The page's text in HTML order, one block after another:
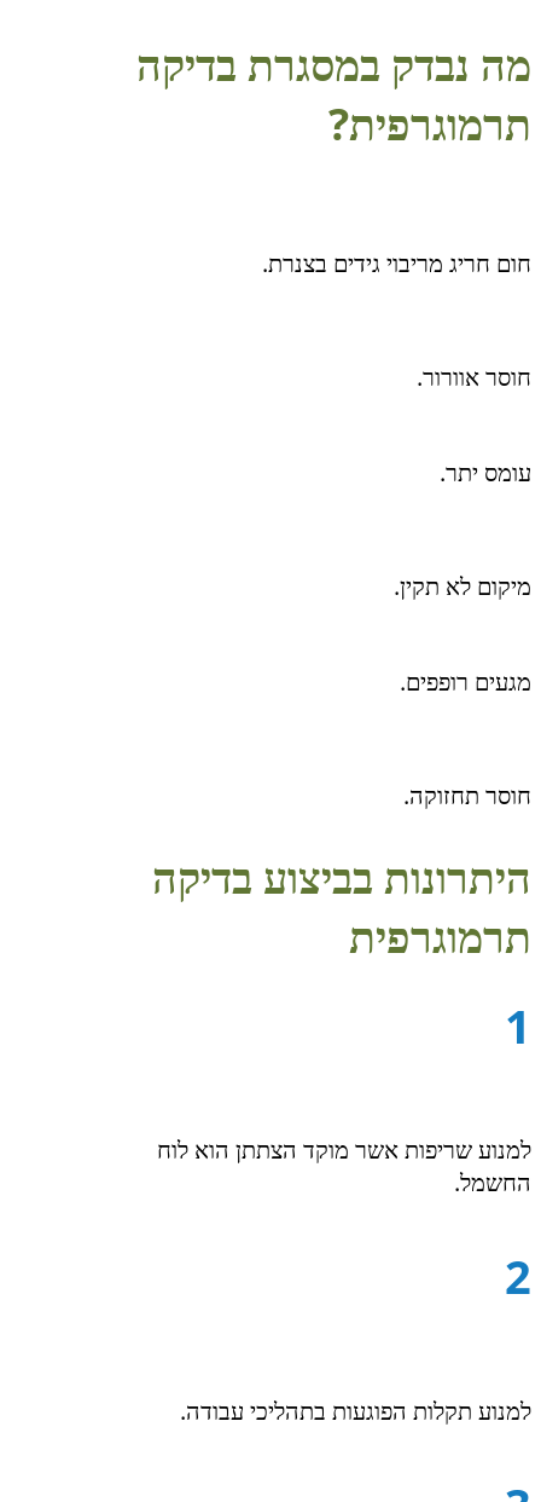
מה נבדק במסגרת בדיקה
תרמוגרפית?
חום חריג מריבוי גידים בצנרת.
חוסר אוורור.
עומס יתר.
מיקום לא תקין.
מגעים רופפים.
חוסר תחזוקה.
היתרונות בביצוע בדיקה
תרמוגרפית
1
למנוע שריפות אשר מוקד הצתתן הוא לוח
החשמל.
2
למנוע תקלות הפוגעות בתהליכי עבודה.